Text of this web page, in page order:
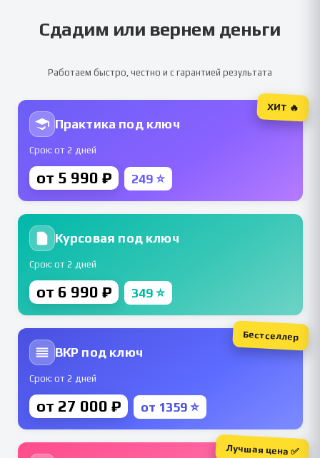
Сдадим или вернем деньги
Работаем быстро, честно и с гарантией результата
Практика под ключ
Срок: от 2 дней
от 5 990 ₽ 249 ⭐
ХИТ 🔥
Курсовая под ключ
Срок: от 2 дней
от 6 990 ₽ 349 ⭐
ВКР под ключ
Срок: от 2 дней
от 27 000 ₽ от 1359 ⭐
Бестселлер
Лучшая цена ✅